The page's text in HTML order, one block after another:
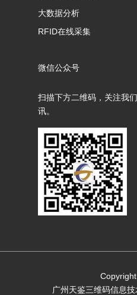
大数据分析
RFID在线采集
微信公众号
扫描下方二维码，关注我
讯。
广州天鉴三维码信息技